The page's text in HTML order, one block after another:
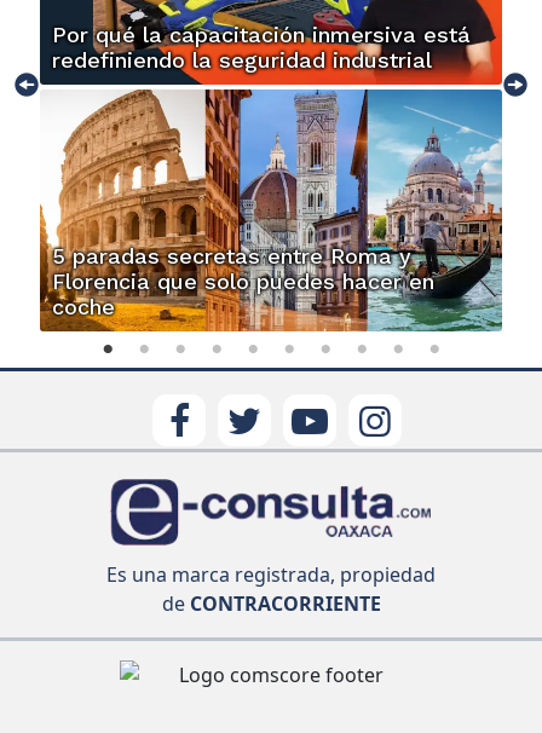
Por qué la capacitación inmersiva está
redefiniendo la seguridad industrial
5 paradas secretas entre Roma y
Florencia que solo puedes hacer en
coche
Es una marca registrada, propiedad
deCONTRACORRIENTE